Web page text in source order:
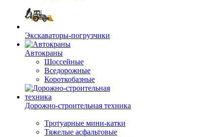
Экскаваторы-погрузчики
Автокраны
Шоссейные
Вседорожные
Короткобазные
Дорожно-строительная техника
Тротуарные мини-катки
Тяжелые асфальтовые